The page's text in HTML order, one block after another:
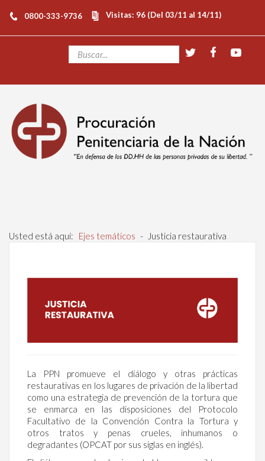
0800-333-9736 Visitas: 96 (Del 03/11 al 14/11)
Usted está aquí: Ejes temáticos - Justicia restaurativa
La PPN promueve el diálogo y otras prácticas
restaurativas en los lugares de privación de la libertad
como una estrategia de prevención de la tortura que
se enmarca en las disposiciones del Protocolo
Facultativo de la Convención Contra la Tortura y
otros tratos y penas crueles, inhumanos o
degradantes (OPCAT por sus siglas en inglés).